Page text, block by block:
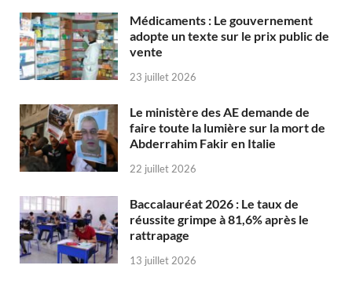
Médicaments : Le gouvernement
adopte un texte sur le prix public de
vente
23 juillet 2026
Le ministère des AE demande de
faire toute la lumière sur la mort de
Abderrahim Fakir en Italie
22 juillet 2026
Baccalauréat 2026 : Le taux de
réussite grimpe à 81,6% après le
rattrapage
13 juillet 2026